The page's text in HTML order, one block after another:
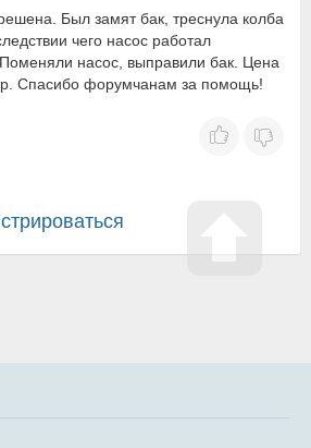
Был замят бак, треснула колба
чего насос работал
насос, выправили бак. Цена
Спасибо форумчанам за помощь!